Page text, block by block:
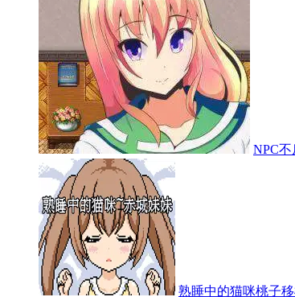
NPC
熟睡中的猫咪桃子